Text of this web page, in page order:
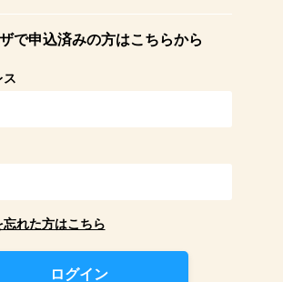
で申込済みの方はこちらから
れた方はこちら
ログイン